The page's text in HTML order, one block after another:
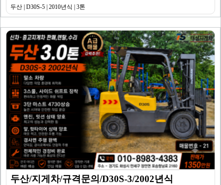
두산 | D30S-5 | 2010년식 | 3톤
두산/지게차/규격문의/D30S-3/2002년식